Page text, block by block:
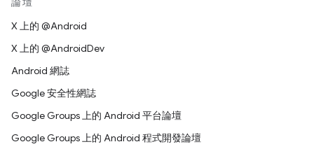
X 上的 @Android
X 上的 @AndroidDev
Android 網誌
Google 安全性網誌
Google Groups 上的 Android 平台論壇
Google Groups 上的 Android 程式開發論壇